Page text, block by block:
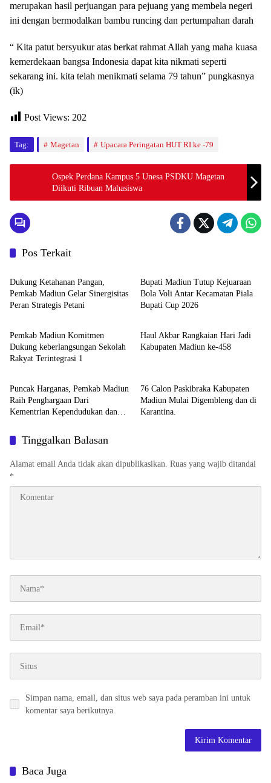
merupakan hasil perjuangan para pejuang yang membela negeri
ini dengan bermodalkan bambu runcing dan pertumpahan darah
“ Kita patut bersyukur atas berkat rahmat Allah yang maha kuasa
kemerdekaan bangsa Indonesia dapat kita nikmati seperti
sekarang ini. kita telah menikmati selama 79 tahun” pungkasnya
(ik)
Post Views: 202
Tag: Magetan Upacara Peringatan HUT RI ke -79
Ospek Perdana Kampus 5 Unesa PSDKU Magetan
Diikuti Ribuan Mahasiswa
Pos Terkait
Pemerintah
Dukung Ketahanan Pangan,
Pemkab Madiun Gelar Sinergisitas
Peran Strategis Petani
Bupati Madiun Tutup Kejuaraan
Bola Voli Antar Kecamatan Piala
Bupati Cup 2026
Pemerintah
Pemkab Madiun Komitmen
Dukung keberlangsungan Sekolah
Rakyat Terintegrasi 1
Pemerintah
Haul Akbar Rangkaian Hari Jadi
Kabupaten Madiun ke-458
Pemerintah
Puncak Harganas, Pemkab Madiun
Raih Penghargaan Dari
Kementrian Kependudukan dan
76 Calon Paskibraka Kabupaten
Madiun Mulai Digembleng dan di
Karantina.
Tinggalkan Balasan
Alamat email Anda tidak akan dipublikasikan. Ruas yang wajib ditandai
*
Simpan nama, email, dan situs web saya pada peramban ini untuk
komentar saya berikutnya.
Baca Juga